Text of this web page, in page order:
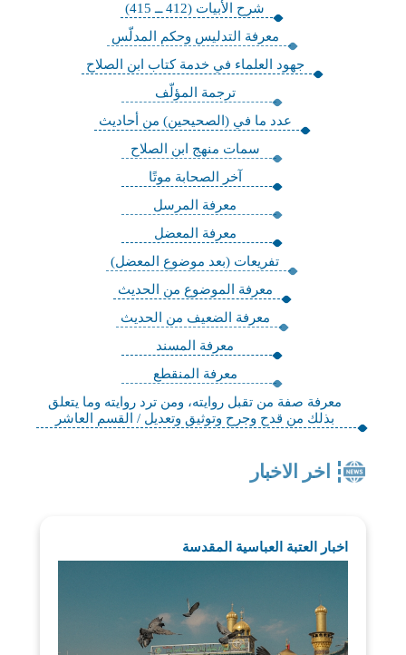
شرح الأبيات (412 ــ 415)
معرفة التدليس وحكم المدلّس
جهود العلماء في خدمة كتاب ابن الصلاح
ترجمة المؤلّف
عدد ما في (الصحيحين) من أحاديث
سمات منهج ابن الصلاح
آخر الصحابة موتًا
معرفة المرسل
معرفة المعضل
تفريعات (بعد موضوع المعضل)
معرفة الموضوع من الحديث
معرفة الضعيف من الحديث
معرفة المسند
معرفة المنقطع
معرفة صفة من تقبل روايته، ومن ترد روايته وما يتعلق
بذلك من قدح وجرح وتوثيق وتعديل / القسم العاشر
اخر الاخبار
اخبار العتبة العباسية المقدسة